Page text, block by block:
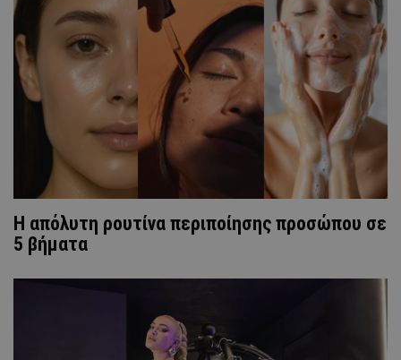
Η απόλυτη ρουτίνα περιποίησης προσώπου σε
5 βήματα